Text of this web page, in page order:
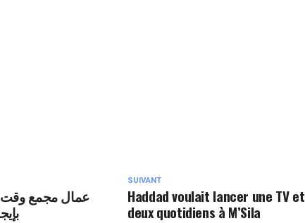
SUIVANT
Haddad voulait lancer une TV et
deux quotidiens à M’Sila
عمال مجمع وقت